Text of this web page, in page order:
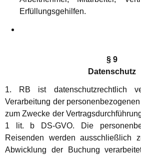
Erfüllungsgehilfen.
§ 9
Datenschutz
1. RB ist datenschutzrechtlich
Verarbeitung der
zum Zwecke der
1 lit. b DS-GVO. Die
Reisenden werden ausschließlich
Abwicklung der Buchung